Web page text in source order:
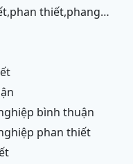
bình thuận
phan thiết